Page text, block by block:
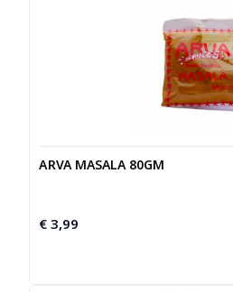
ARVA MASALA 80GM
€ 3,99